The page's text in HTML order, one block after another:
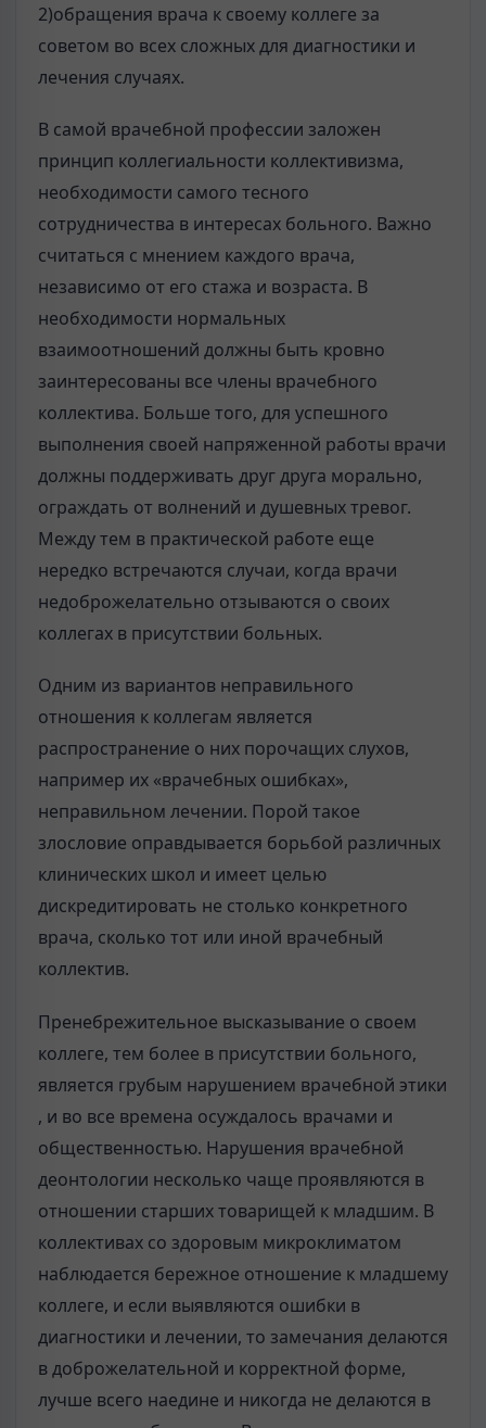
2)обращения врача к своему коллеге за
советом во всех сложных для диагностики и
лечения случаях.
В самой врачебной профессии заложен
принцип коллегиальности коллективизма,
необходимости самого тесного
сотрудничества в интересах больного. Важно
считаться с мнением каждого врача,
независимо от его стажа и возраста. В
необходимости нормальных
взаимоотношений должны быть кровно
заинтересованы все члены врачебного
коллектива. Больше того, для успешного
выполнения своей напряженной работы врачи
должны поддерживать друг друга морально,
ограждать от волнений и душевных тревог.
Между тем в практической работе еще
нередко встречаются случаи, когда врачи
недоброжелательно отзываются о своих
коллегах в присутствии больных.
Одним из вариантов неправильного
отношения к коллегам является
распространение о них порочащих слухов,
например их «врачебных ошибках»,
неправильном лечении. Порой такое
злословие оправдывается борьбой различных
клинических школ и имеет целью
дискредитировать не столько конкретного
врача, сколько тот или иной врачебный
коллектив.
Пренебрежительное высказывание о своем
коллеге, тем более в присутствии больного,
является грубым нарушением врачебной этики
, и во все времена осуждалось врачами и
общественностью. Нарушения врачебной
деонтологии несколько чаще проявляются в
отношении старших товарищей к младшим. В
коллективах со здоровым микроклиматом
наблюдается бережное отношение к младшему
коллеге, и если выявляются ошибки в
диагностики и лечении, то замечания делаются
в доброжелательной и корректной форме,
лучше всего наедине и никогда не делаются в